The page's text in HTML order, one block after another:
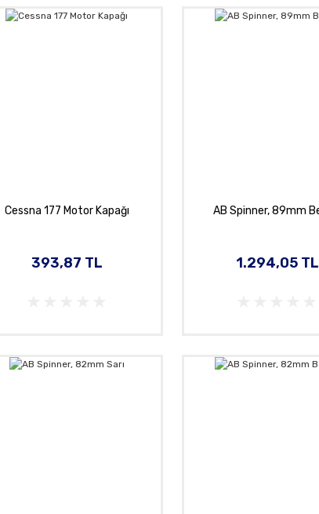
Cessna 177 Motor Kapağı
393,87 TL
AB Spinner, 89mm
1.294,05 TL